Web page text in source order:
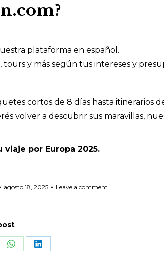
plataforma en español.
y más según tus intereses y
cortos de 8 días hasta itinerarios
volver a descubrir sus maravillas,
por Europa 2025.
agosto 18, 2025 Leave a comment
Share Share